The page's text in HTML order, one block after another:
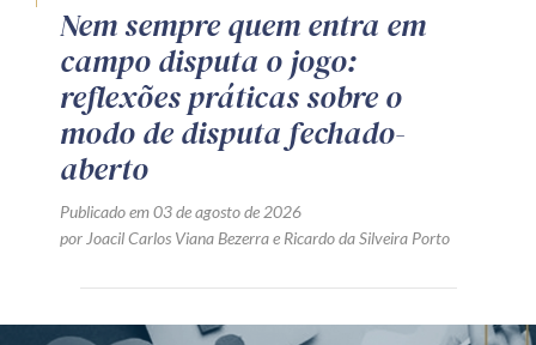
Nem sempre quem entra em
campo disputa o jogo:
reflexões práticas sobre o
modo de disputa fechado-
aberto
Publicado em 03 de agosto de 2026
por Joacil Carlos Viana Bezerrae Ricardo da Silveira Porto